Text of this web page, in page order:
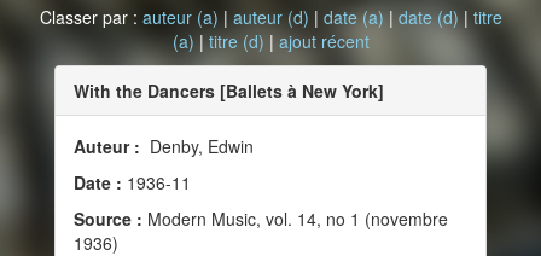
Classer par : auteur (a) | auteur (d) | date (a) | date (d) | titre
(a) |titre (d) | ajout récent
With the Dancers [Ballets à New York]
Auteur : Denby, Edwin
Date : 1936-11
Source : Modern Music, vol. 14, no 1 (novembre
1936)